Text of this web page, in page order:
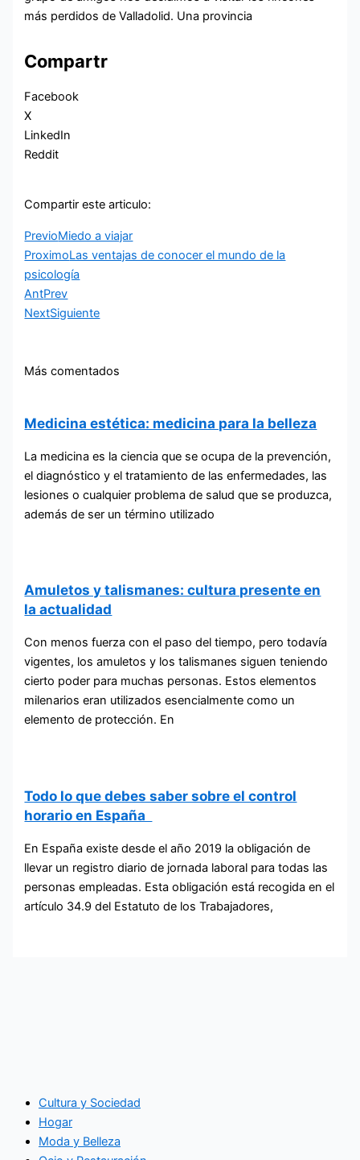
más perdidos de Valladolid. Una provincia
Compartr
Facebook
X
LinkedIn
Reddit
Compartir este articulo:
PrevioMiedo a viajar
ProximoLas ventajas de conocer el mundo de la
psicología
AntPrev
NextSiguiente
Más comentados
Medicina estética: medicina para la belleza
La medicina es la ciencia que se ocupa de la prevención,
el diagnóstico y el tratamiento de las enfermedades, las
lesiones o cualquier problema de salud que se produzca,
además de ser un término utilizado
Amuletos y talismanes: cultura presente en
la actualidad
Con menos fuerza con el paso del tiempo, pero todavía
vigentes, los amuletos y los talismanes siguen teniendo
cierto poder para muchas personas. Estos elementos
milenarios eran utilizados esencialmente como un
elemento de protección. En
Todo lo que debes saber sobre el control
horario en España
En España existe desde el año 2019 la obligación de
llevar un registro diario de jornada laboral para todas las
personas empleadas. Esta obligación está recogida en el
artículo 34.9 del Estatuto de los Trabajadores,
Cultura y Sociedad
Hogar
Moda y Belleza